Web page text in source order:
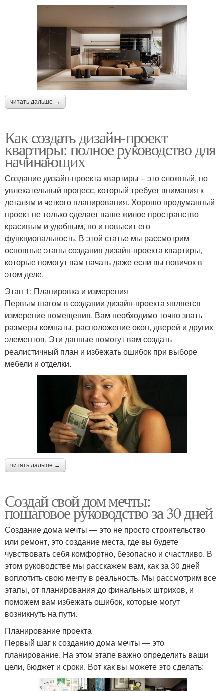
читать дальше →
Как создать дизайн-проект
квартиры: полное руководство для
начинающих
Создание дизайн-проекта квартиры – это сложный, но
увлекательный процесс, который требует внимания к
деталям и четкого планирования. Хорошо продуманный
проект не только сделает ваше жилое пространство
красивым и удобным, но и повысит его
функциональность. В этой статье мы рассмотрим
основные этапы создания дизайн-проекта квартиры,
которые помогут вам начать даже если вы новичок в
этом деле.
Этап 1: Планировка и измерения
Первым шагом в создании дизайн-проекта является
измерение помещения. Вам необходимо точно знать
размеры комнаты, расположение окон, дверей и других
элементов. Эти данные помогут вам создать
реалистичный план и избежать ошибок при выборе
мебели и отделки.
читать дальше →
Создай свой дом мечты:
пошаговое руководство за 30 дней
Создание дома мечты — это не просто строительство
или ремонт, это создание места, где вы будете
чувствовать себя комфортно, безопасно и счастливо. В
этом руководстве мы расскажем вам, как за 30 дней
воплотить свою мечту в реальность. Мы рассмотрим все
этапы, от планирования до финальных штрихов, и
поможем вам избежать ошибок, которые могут
возникнуть на пути.
Планирование проекта
Первый шаг к созданию дома мечты — это
планирование. На этом этапе важно определить ваши
цели, бюджет и сроки. Вот как вы можете это сделать: